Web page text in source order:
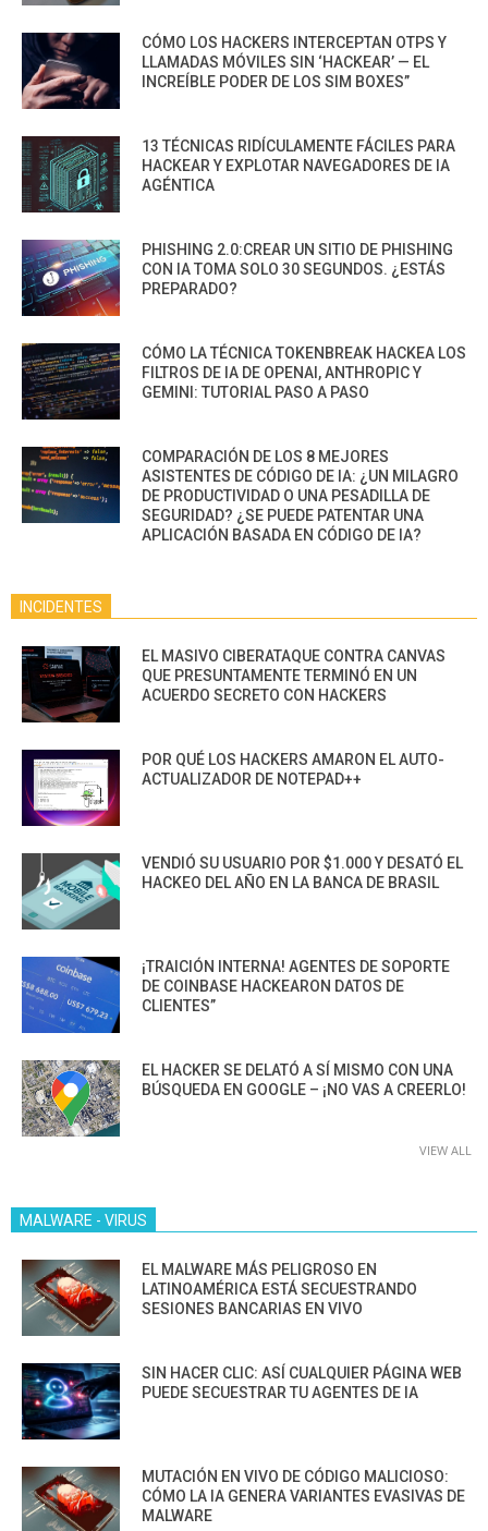
CÓMO LOS HACKERS INTERCEPTAN OTPS Y
LLAMADAS MÓVILES SIN ‘HACKEAR’ — EL
INCREÍBLE PODER DE LOS SIM BOXES”
13 TÉCNICAS RIDÍCULAMENTE FÁCILES PARA
HACKEAR Y EXPLOTAR NAVEGADORES DE IA
AGÉNTICA
PHISHING 2.0:CREAR UN SITIO DE PHISHING
CON IA TOMA SOLO 30 SEGUNDOS. ¿ESTÁS
PREPARADO?
CÓMO LA TÉCNICA TOKENBREAK HACKEA LOS
FILTROS DE IA DE OPENAI, ANTHROPIC Y
GEMINI: TUTORIAL PASO A PASO
COMPARACIÓN DE LOS 8 MEJORES
ASISTENTES DE CÓDIGO DE IA: ¿UN MILAGRO
DE PRODUCTIVIDAD O UNA PESADILLA DE
SEGURIDAD? ¿SE PUEDE PATENTAR UNA
APLICACIÓN BASADA EN CÓDIGO DE IA?
INCIDENTES
EL MASIVO CIBERATAQUE CONTRA CANVAS
QUE PRESUNTAMENTE TERMINÓ EN UN
ACUERDO SECRETO CON HACKERS
POR QUÉ LOS HACKERS AMARON EL AUTO-
ACTUALIZADOR DE NOTEPAD++
VENDIÓ SU USUARIO POR $1.000 Y DESATÓ EL
HACKEO DEL AÑO EN LA BANCA DE BRASIL
¡TRAICIÓN INTERNA! AGENTES DE SOPORTE
DE COINBASE HACKEARON DATOS DE
CLIENTES”
EL HACKER SE DELATÓ A SÍ MISMO CON UNA
BÚSQUEDA EN GOOGLE – ¡NO VAS A CREERLO!
VIEW ALL
MALWARE - VIRUS
EL MALWARE MÁS PELIGROSO EN
LATINOAMÉRICA ESTÁ SECUESTRANDO
SESIONES BANCARIAS EN VIVO
SIN HACER CLIC: ASÍ CUALQUIER PÁGINA WEB
PUEDE SECUESTRAR TU AGENTES DE IA
MUTACIÓN EN VIVO DE CÓDIGO MALICIOSO:
CÓMO LA IA GENERA VARIANTES EVASIVAS DE
MALWARE